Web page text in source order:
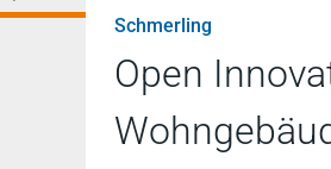
Schmerling
Open